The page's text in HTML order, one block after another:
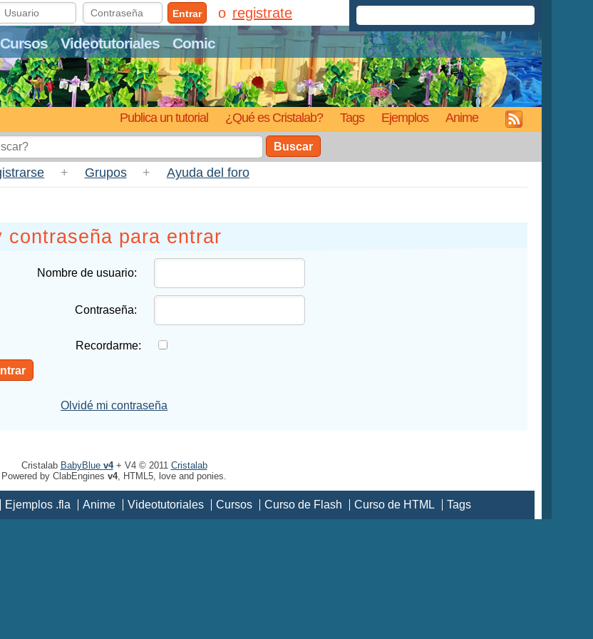
Cursos Videotutoriales Comic
Publica un tutorial ¿Qué es Cristalab? Tags Ejemplos Anime
Entrar registrate
Buscar
+ Grupos + Ayuda del foro
contraseña para entrar
Nombre de usuario:
Contraseña:
Recordarme:
Olvidé mi contraseña
Cristalab BabyBlue v4+ V4 © 2011 Cristalab
Powered by ClabEngines v4, HTML5, love and ponies.
Ejemplos .fla Anime Videotutoriales Cursos Curso de Flash Curso de HTML Tags